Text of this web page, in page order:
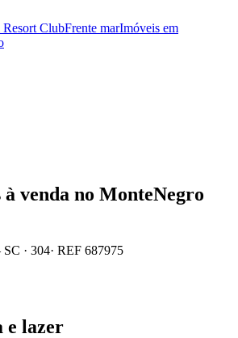
ClubFrente marImóveis em
venda no MonteNegro
· 304· REF 687975
e lazer